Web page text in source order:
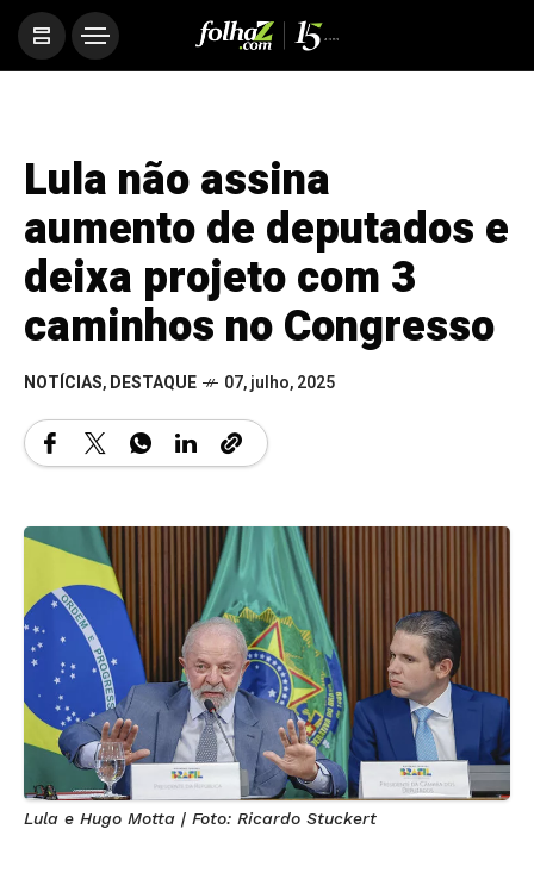
Lula não assina
aumento de deputados e
deixa projeto com 3
caminhos no Congresso
NOTÍCIAS,DESTAQUE 07, julho, 2025
Lula e Hugo Motta | Foto: Ricardo Stuckert